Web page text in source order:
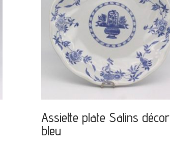
Assiette plate Salins décor
bleu